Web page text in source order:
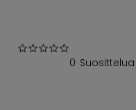
0 Suosittelua